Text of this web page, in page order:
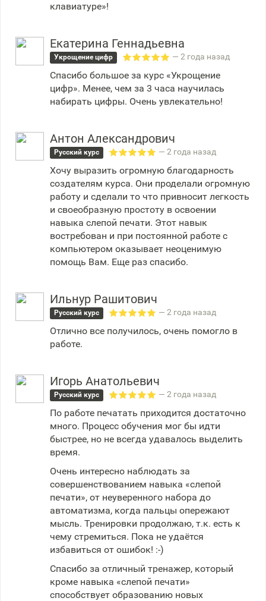
клавиатуре»!
Екатерина Геннадьевна
Укрощение цифр — 2 года назад
Спасибо большое за курс «Укрощение
цифр». Менее, чем за 3 часа научилась
набирать цифры. Очень увлекательно!
Антон Александрович
Русский курс — 2 года назад
Хочу выразить огромную благодарность
создателям курса. Они проделали огромную
работу и сделали то что привносит легкость
и своеобразную простоту в освоении
навыка слепой печати. Этот навык
востребован и при постоянной работе с
компьютером оказывает неоценимую
помощь Вам. Еще раз спасибо.
Ильнур Рашитович
Русский курс — 2 года назад
Отлично все получилось, очень помогло в
работе.
Игорь Анатольевич
Русский курс — 2 года назад
По работе печатать приходится достаточно
много. Процесс обучения мог бы идти
быстрее, но не всегда удавалось выделить
время.
Очень интересно наблюдать за
совершенствованием навыка «слепой
печати», от неуверенного набора до
автоматизма, когда пальцы опережают
мысль. Тренировки продолжаю, т.к. есть к
чему стремиться. Пока не удаётся
избавиться от ошибок! :-)
Спасибо за отличный тренажер, который
кроме навыка «слепой печати»
способствует образованию новых